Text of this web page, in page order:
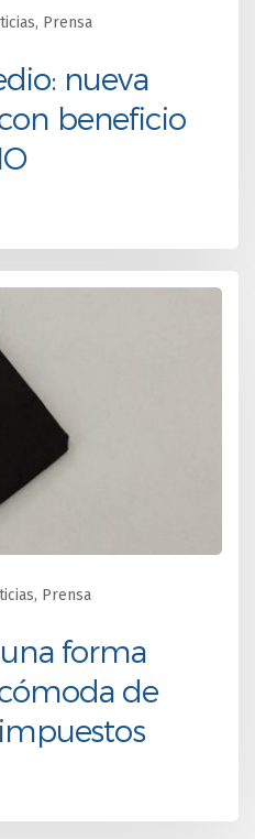
, Prensa
nueva
beneficio
, Prensa
forma
de